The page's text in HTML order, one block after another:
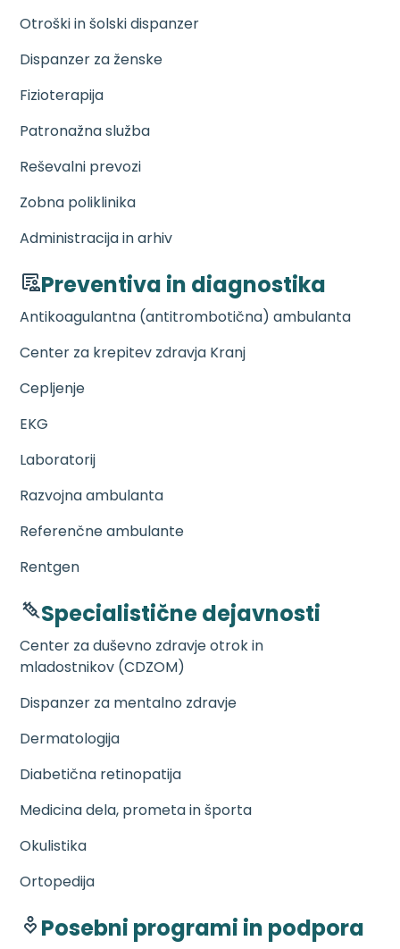
Otroški in šolski dispanzer
Dispanzer za ženske
Fizioterapija
Patronažna služba
Reševalni prevozi
Zobna poliklinika
Administracija in arhiv
Preventiva in diagnostika
Antikoagulantna (antitrombotična) ambulanta
Center za krepitev zdravja Kranj
Cepljenje
EKG
Laboratorij
Razvojna ambulanta
Referenčne ambulante
Rentgen
Specialistične dejavnosti
Center za duševno zdravje otrok in
mladostnikov (CDZOM)
Dispanzer za mentalno zdravje
Dermatologija
Diabetična retinopatija
Medicina dela, prometa in športa
Okulistika
Ortopedija
Posebni programi in podpora